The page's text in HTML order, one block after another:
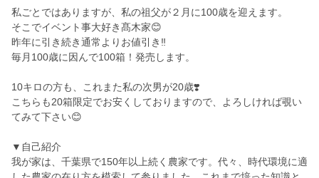
私ごとではありますが、私の祖父が２月に100歳を迎えます。
そこでイベント事大好き髙木家😊
昨年に引き続き通常よりお値引き‼️
毎月100歳に因んで100箱！発売します。
10キロの方も、これまた私の次男が20歳❣️
こちらも20箱限定でお安くしておりますので、よろしければ覗い
てみて下さい😊
▼自己紹介
我が家は、千葉県で150年以上続く農家です。代々、時代環境に適